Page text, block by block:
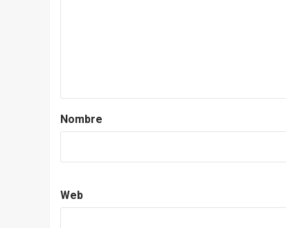
Nombre
Web